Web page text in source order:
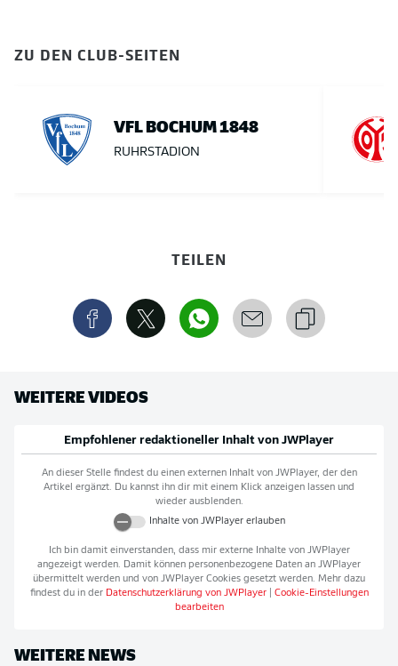
ZU DEN CLUB-SEITEN
VFL BOCHUM 1848
RUHRSTADION
TEILEN
WEITERE VIDEOS
Empfohlener redaktioneller Inhalt von JWPlayer
An dieser Stelle findest du einen externen Inhalt von JWPlayer, der den
Artikel ergänzt. Du kannst ihn dir mit einem Klick anzeigen lassen und
wieder ausblenden.
Inhalte von JWPlayererlauben
Ich bin damit einverstanden, dass mir externe Inhalte von JWPlayer
angezeigt werden. Damit können personenbezogene Daten an JWPlayer
übermittelt werden und von JWPlayer Cookies gesetzt werden. Mehr dazu
findest du in der Datenschutzerklärung von JWPlayer| Cookie-Einstellungen
bearbeiten
WEITERE NEWS